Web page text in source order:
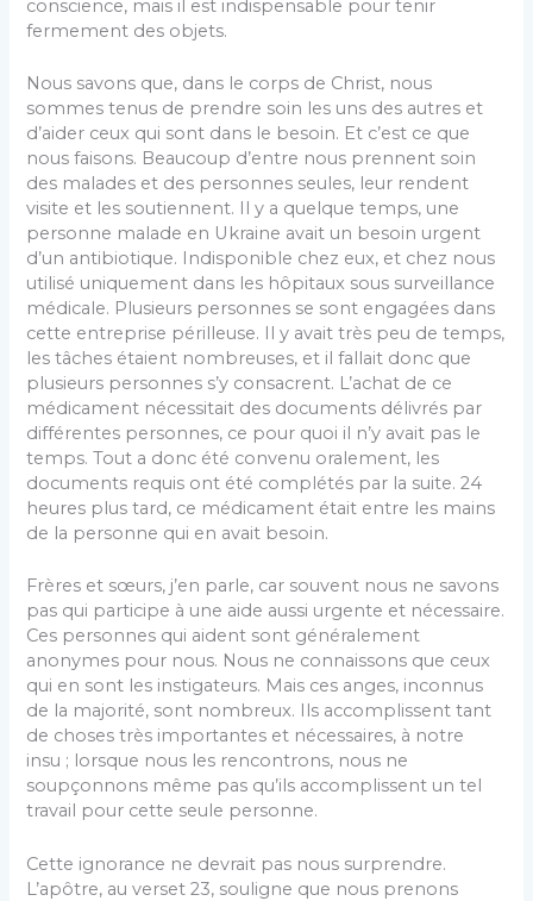
conscience, mais il est indispensable pour tenir
fermement des objets.
Nous savons que, dans le corps de Christ, nous
sommes tenus de prendre soin les uns des autres et
d’aider ceux qui sont dans le besoin. Et c’est ce que
nous faisons. Beaucoup d’entre nous prennent soin
des malades et des personnes seules, leur rendent
visite et les soutiennent. Il y a quelque temps, une
personne malade en Ukraine avait un besoin urgent
d’un antibiotique. Indisponible chez eux, et chez nous
utilisé uniquement dans les hôpitaux sous surveillance
médicale. Plusieurs personnes se sont engagées dans
cette entreprise périlleuse. Il y avait très peu de temps,
les tâches étaient nombreuses, et il fallait donc que
plusieurs personnes s’y consacrent. L’achat de ce
médicament nécessitait des documents délivrés par
différentes personnes, ce pour quoi il n’y avait pas le
temps. Tout a donc été convenu oralement, les
documents requis ont été complétés par la suite. 24
heures plus tard, ce médicament était entre les mains
de la personne qui en avait besoin.
Frères et sœurs, j’en parle, car souvent nous ne savons
pas qui participe à une aide aussi urgente et nécessaire.
Ces personnes qui aident sont généralement
anonymes pour nous. Nous ne connaissons que ceux
qui en sont les instigateurs. Mais ces anges, inconnus
de la majorité, sont nombreux. Ils accomplissent tant
de choses très importantes et nécessaires, à notre
insu ; lorsque nous les rencontrons, nous ne
soupçonnons même pas qu’ils accomplissent un tel
travail pour cette seule personne.
Cette ignorance ne devrait pas nous surprendre.
L’apôtre, au verset 23, souligne que nous prenons